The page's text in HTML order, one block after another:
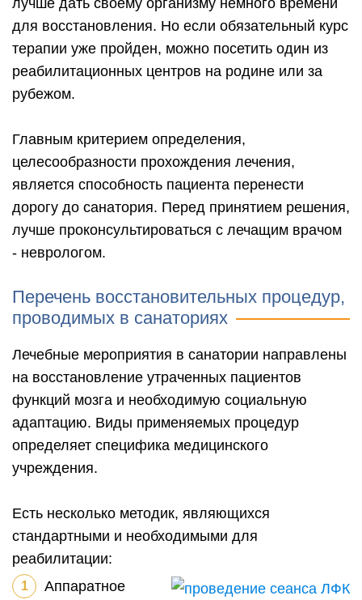
лучше дать своему организму немного времени
для восстановления. Но если обязательный курс
терапии уже пройден, можно посетить один из
реабилитационных центров на родине или за
рубежом.
Главным критерием определения,
целесообразности прохождения лечения,
является способность пациента перенести
дорогу до санатория. Перед принятием решения,
лучше проконсультироваться с лечащим врачом
- неврологом.
Перечень восстановительных процедур,
проводимых в санаториях
Лечебные мероприятия в санатории направлены
на восстановление утраченных пациентов
функций мозга и необходимую социальную
адаптацию. Виды применяемых процедур
определяет специфика медицинского
учреждения.
Есть несколько методик, являющихся
стандартными и необходимыми для
реабилитации:
Аппаратное